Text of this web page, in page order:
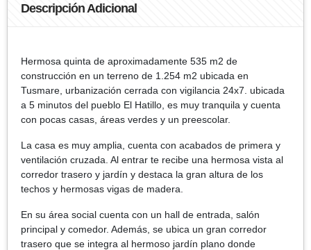
Descripción Adicional
Hermosa quinta de aproximadamente 535 m2 de
construcción en un terreno de 1.254 m2 ubicada en
Tusmare, urbanización cerrada con vigilancia 24x7. ubicada
a 5 minutos del pueblo El Hatillo, es muy tranquila y cuenta
con pocas casas, áreas verdes y un preescolar.
La casa es muy amplia, cuenta con acabados de primera y
ventilación cruzada. Al entrar te recibe una hermosa vista al
corredor trasero y jardín y destaca la gran altura de los
techos y hermosas vigas de madera.
En su área social cuenta con un hall de entrada, salón
principal y comedor. Además, se ubica un gran corredor
trasero que se integra al hermoso jardín plano donde